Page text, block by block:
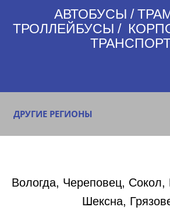
АВТОБУСЫ /
ТРОЛЛЕЙБУСЫ /
ДРУГИЕ РЕГИОНЫ
Вологда, Череповец, Сокол,
Шексна,